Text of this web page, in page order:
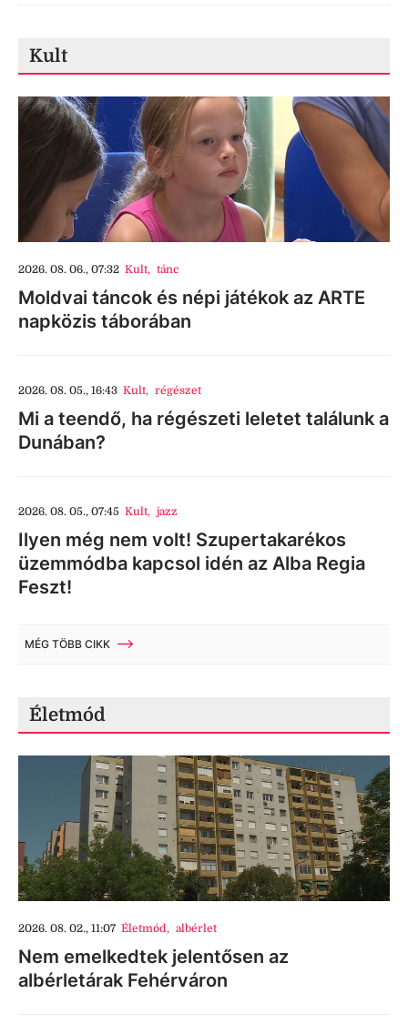
Kult
2026. 08. 06., 07:32 Kult, tánc
Moldvai táncok és népi játékok az ARTE
napközis táborában
2026. 08. 05., 16:43 Kult, régészet
Mi a teendő, ha régészeti leletet találunk a
Dunában?
2026. 08. 05., 07:45 Kult, jazz
Ilyen még nem volt! Szupertakarékos
üzemmódba kapcsol idén az Alba Regia
Feszt!
MÉG TÖBB CIKK
Életmód
2026. 08. 02., 11:07 Életmód, albérlet
Nem emelkedtek jelentősen az
albérletárak Fehérváron